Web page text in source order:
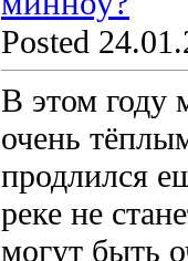
Posted
В этом году
очень
продлился
реке не
могут быть